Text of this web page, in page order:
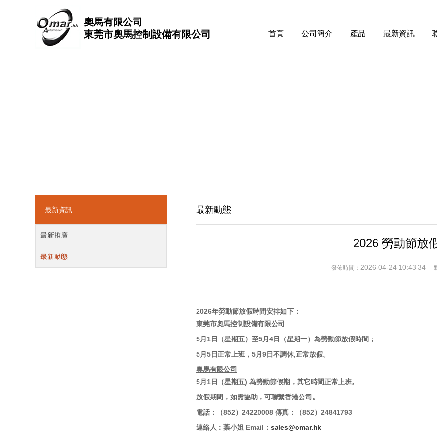
奧馬有限公司
東莞市奧馬控制設備有限公司
首頁 公司簡介 產品 最新資訊
最新資訊
最新推廣
最新動態
最新動態
2026 勞動節放
發佈時間： 2026-04-24 10:43:34
2026年勞動節放假時間安排如下：
東莞市奧馬控制設備有限公司
5月1日（星期五）至5月4日（星期一）為勞動節放假時間；
5月5日正常上班，5月9日不調休,正常放假。
奧馬有限公司
5月1日（星期五) 為勞動節假期，其它時間正常上班。
放假期間，如需協助，可聯繫香港公司。
電話：（852）24220008 傳真：（852）24841793
連絡人：葉小姐 Email： sales@omar.hk